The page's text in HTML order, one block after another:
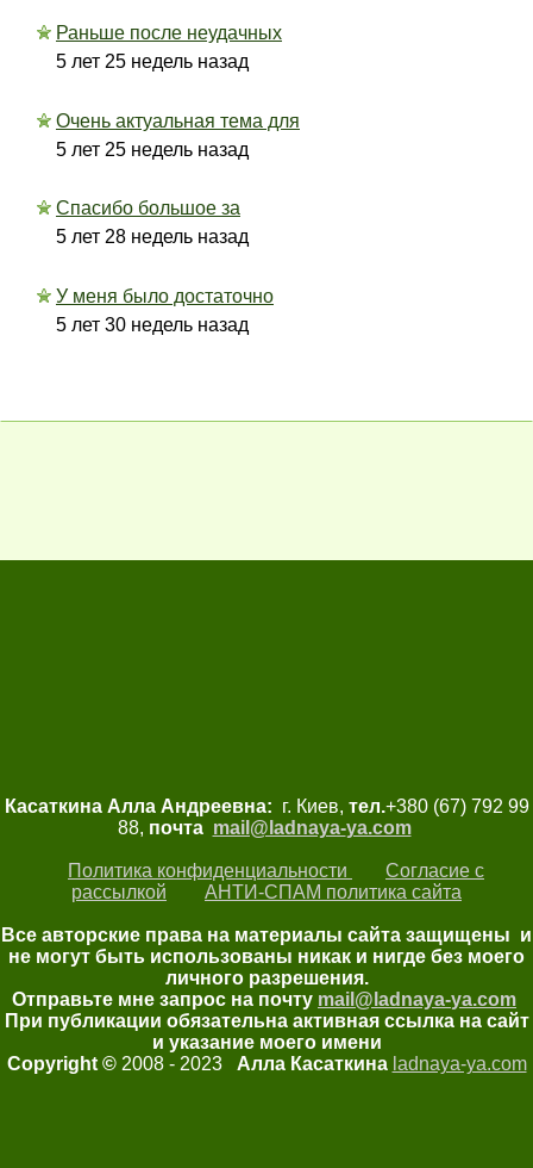
Раньше после неудачных
5 лет 25 недель назад
Очень актуальная тема для
5 лет 25 недель назад
Спасибо большое за
5 лет 28 недель назад
У меня было достаточно
5 лет 30 недель назад
Касаткина Алла Андреевна: г. Киев, тел.+380 (67) 792 99
88, почта mail@ladnaya-ya.com
Политика конфиденциальности
Согласие с
рассылкой
АНТИ-СПАМ политика сайта
Все авторские права на материалы сайта защищены и
не могут быть использованы никак и нигде без моего
личного разрешения.
Отправьте мне запрос на почту mail@ladnaya-ya.com
При публикации обязательна активная ссылка на сайт
и указание моего имени
Copyright ©2008 - 2023 Алла Касаткина ladnaya-ya.com